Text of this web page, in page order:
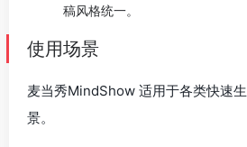
稿风格统一。
使用场景
麦当秀MindShow 适用于各类快速
景。